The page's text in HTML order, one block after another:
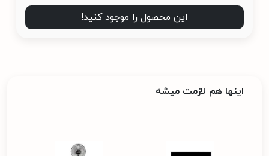
این محصول را موجود کنید!
اینها هم لازمت میشه